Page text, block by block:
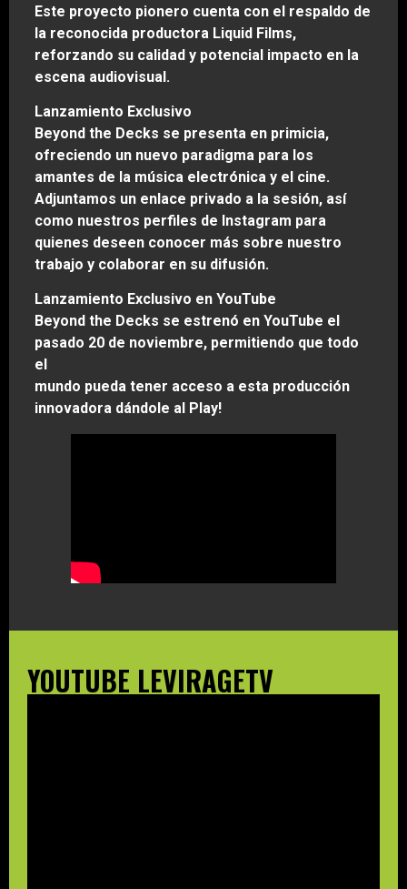
Este proyecto pionero cuenta con el respaldo de
la reconocida productora Liquid Films,
reforzando su calidad y potencial impacto en la
escena audiovisual.
Lanzamiento Exclusivo
Beyond the Decks se presenta en primicia,
ofreciendo un nuevo paradigma para los
amantes de la música electrónica y el cine.
Adjuntamos un enlace privado a la sesión, así
como nuestros perfiles de Instagram para
quienes deseen conocer más sobre nuestro
trabajo y colaborar en su difusión.
Lanzamiento Exclusivo en YouTube
Beyond the Decks se estrenó en YouTube el
pasado 20 de noviembre, permitiendo que todo
el
mundo pueda tener acceso a esta producción
innovadora dándole al Play!
YOUTUBE LEVIRAGETV